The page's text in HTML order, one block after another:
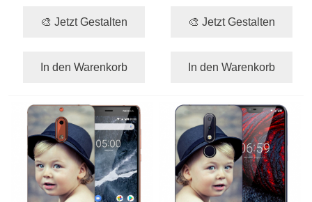
🎨 Jetzt Gestalten
In den Warenkorb
🎨 Jetzt Gestalten
In den Warenkorb